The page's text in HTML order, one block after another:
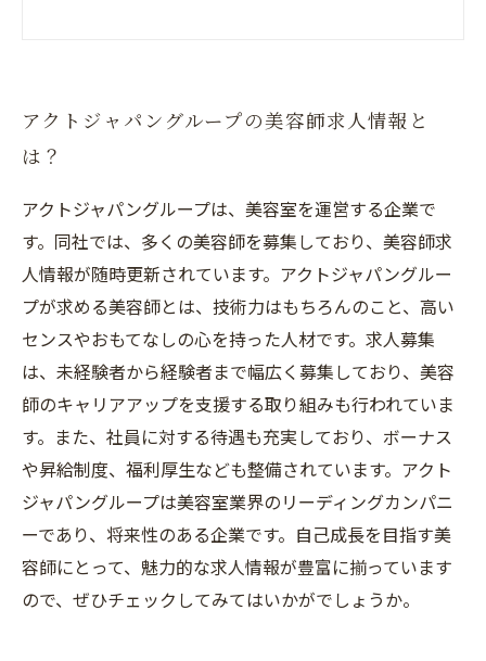
アクトジャパングループの美容師求人情報と
は？
アクトジャパングループは、美容室を運営する企業で
す。同社では、多くの美容師を募集しており、美容師求
人情報が随時更新されています。アクトジャパングルー
プが求める美容師とは、技術力はもちろんのこと、高い
センスやおもてなしの心を持った人材です。求人募集
は、未経験者から経験者まで幅広く募集しており、美容
師のキャリアアップを支援する取り組みも行われていま
す。また、社員に対する待遇も充実しており、ボーナス
や昇給制度、福利厚生なども整備されています。アクト
ジャパングループは美容室業界のリーディングカンパニ
ーであり、将来性のある企業です。自己成長を目指す美
容師にとって、魅力的な求人情報が豊富に揃っています
ので、ぜひチェックしてみてはいかがでしょうか。